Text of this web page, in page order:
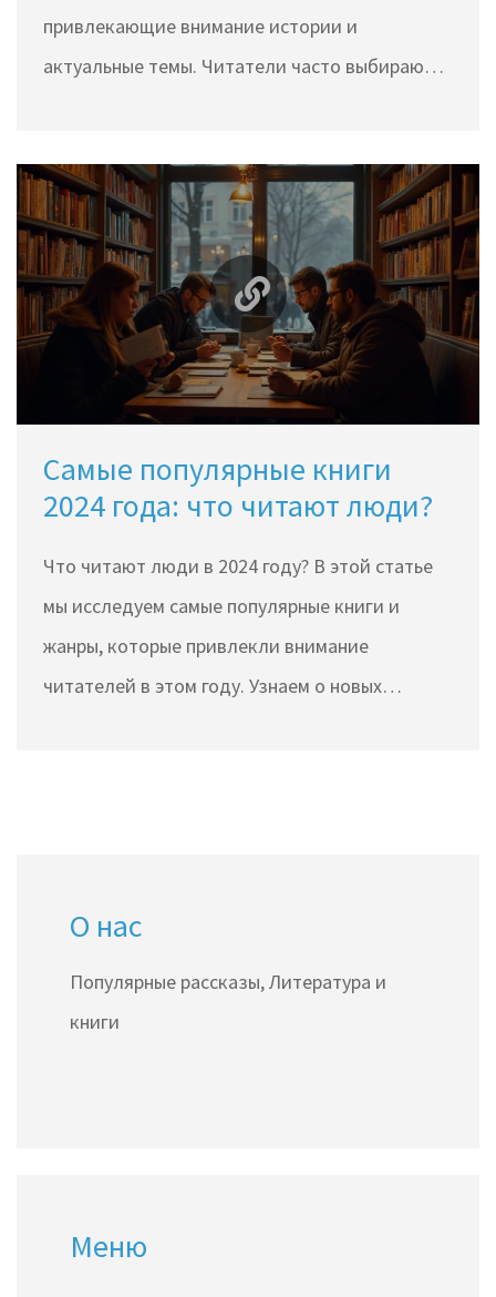
привлекающие внимание истории и
актуальные темы. Читатели часто выбирают
Этот год принес множество книг, которые
стали неожиданными хитами и находят
отклик в сердцах людей по всему миру. В
данной статье мы рассмотрим, на какие
современные бестселлеры стоит обратить
внимание, чтобы получить максимум
удовольствия от чтения и быть в курсе
последних литературных трендов.
Самые популярные книги
2024 года: что читают люди?
Что читают люди в 2024 году? В этой статье
мы исследуем самые популярные книги и
жанры, которые привлекли внимание
читателей в этом году. Узнаем о новых
О нас
Популярные рассказы, Литература и
книги
Меню